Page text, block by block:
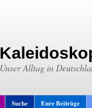
Unser Alltag in
Suche Eure Beiträge